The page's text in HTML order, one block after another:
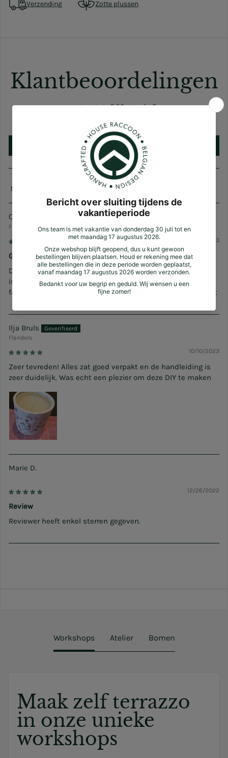
Verzending Zotte plussen
Klantbeoordelingen
5.00 van de 5
Schrijf een review
Sort by
C.A.
Flanders
12/25/2023
Geweldige box
De diy set voor kaarsen is geweldig. Geweldige activiteit, al
is de mal omkeren echt niet zo simpel als gedacht. Ik ben
fan van terrazzo, veel mogelijkheden dus verveelt zeker niet
Ilja Bruls
Flanders
10/10/2023
Zeer tevreden! Alles zat goed verpakt en de handleiding is
zeer duidelijk. Was echt een plezier om deze DIY te maken
Marie D.
12/26/2022
Review
Reviewer heeft enkel sterren gegeven.
Workshops Atelier Bomen
Maak zelf terrazzo
in onze unieke
workshops